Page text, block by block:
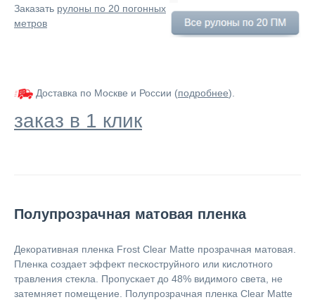
Заказать рулоны по 20 погонных
метров
Доставка по Москве и России (подробнее).
заказ в 1 клик
Полупрозрачная матовая пленка
Декоративная пленка Frost Clear Matte прозрачная матовая.
Пленка создает эффект пескоструйного или кислотного
травления стекла. Пропускает до 48% видимого света, не
затемняет помещение. Полупрозрачная пленка Clear Matte